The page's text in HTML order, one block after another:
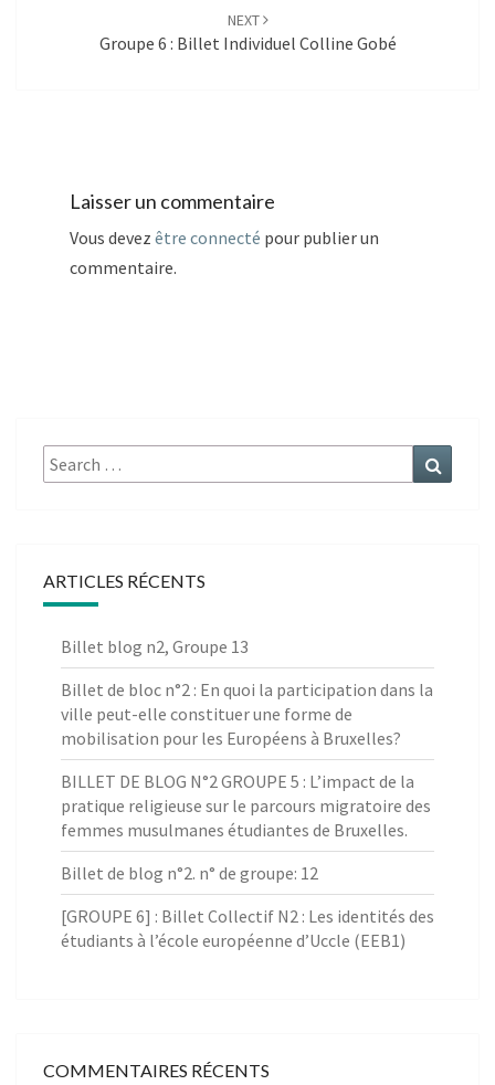
NEXT
Groupe 6 : Billet Individuel Colline Gobé
Laisser un commentaire
Vous devez être connecté pour publier un
commentaire.
Search
for:
ARTICLES RÉCENTS
Billet blog n2, Groupe 13
Billet de bloc n°2 : En quoi la participation dans la
ville peut-elle constituer une forme de
mobilisation pour les Européens à Bruxelles?
BILLET DE BLOG N°2 GROUPE 5 : L’impact de la
pratique religieuse sur le parcours migratoire des
femmes musulmanes étudiantes de Bruxelles.
Billet de blog n°2. n° de groupe: 12
[GROUPE 6] : Billet Collectif N2 : Les identités des
étudiants à l’école européenne d’Uccle (EEB1)
COMMENTAIRES RÉCENTS